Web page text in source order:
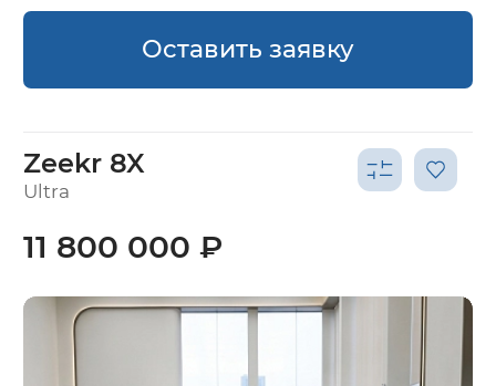
Оставить заявку
Zeekr 8X
Ultra
11 800 000 ₽